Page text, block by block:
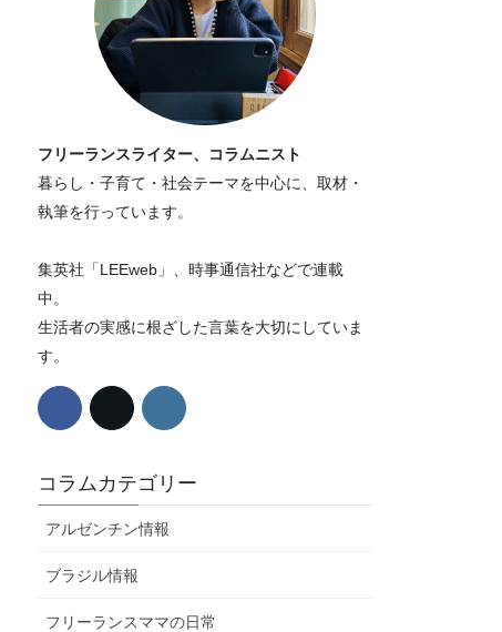
フリーランスライター、コラムニスト
暮らし・子育て・社会テーマを中心に、取材・
執筆を行っています。
集英社「LEEweb」、時事通信社などで連載
中。
生活者の実感に根ざした言葉を大切にしていま
す。
コラムカテゴリー
アルゼンチン情報
ブラジル情報
フリーランスママの日常